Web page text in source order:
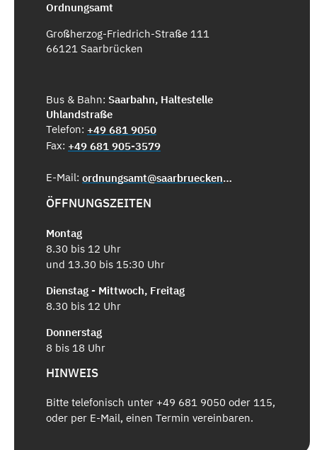
Ordnungsamt
Großherzog-Friedrich-Straße 111
66121 Saarbrücken
Bus & Bahn: Saarbahn, Haltestelle
Uhlandstraße
Telefon: +49 681 9050
Fax: +49 681 905-3579
E-Mail: ordnungsamt@saarbruecken.de
ÖFFNUNGSZEITEN
Montag
8.30 bis 12 Uhr
und 13.30 bis 15:30 Uhr
Dienstag - Mittwoch, Freitag
8.30 bis 12 Uhr
Donnerstag
8 bis 18 Uhr
HINWEIS
Bitte telefonisch unter +49 681 9050 oder 115,
oder per E-Mail, einen Termin vereinbaren.